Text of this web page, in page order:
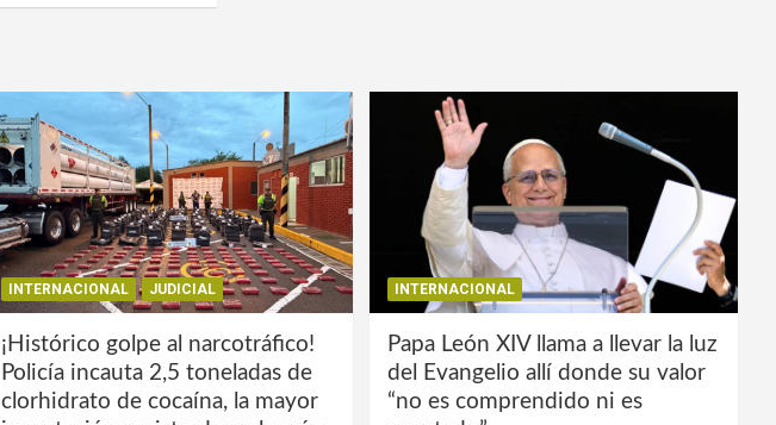
INTERNACIONAL JUDICIAL
¡Histórico golpe al narcotráfico!
Policía incauta 2,5 toneladas de
clorhidrato de cocaína, la mayor
INTERNACIONAL
Papa León XIV llama a llevar la luz
del Evangelio allí donde su valor
“no es comprendido ni es